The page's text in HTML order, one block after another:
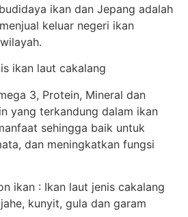
ikan dan Jepang adalah
keluar negeri ikan
ikan laut cakalang
3, Protein, Mineral dan
yang terkandung dalam ikan
sehingga baik untuk
dan meningkatkan fungsi
ikan : Ikan laut jenis cakalang
kunyit, gula dan garam